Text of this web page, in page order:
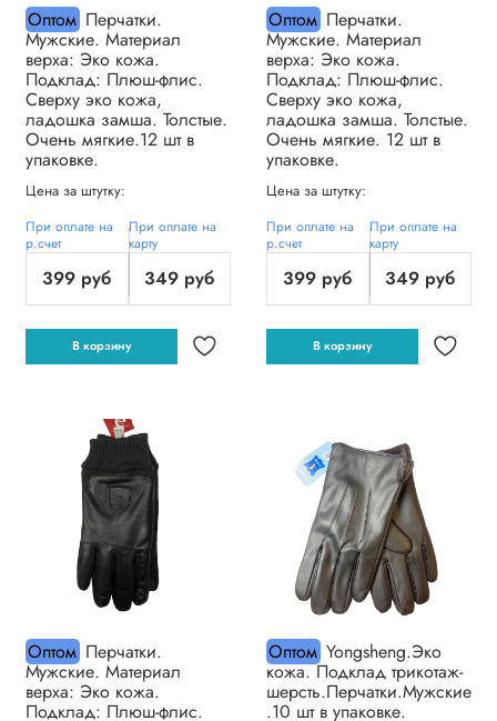
ОптомПерчатки.
Мужские. Материал
верха: Эко кожа.
Подклад: Плюш-флис.
Сверху эко кожа,
ладошка замша. Толстые.
Очень мягкие.12 шт в
упаковке.
Цена за штутку:
При оплате на
р.счет
399 руб
При оплате на
карту
349 руб
В корзину
ОптомПерчатки.
Мужские. Материал
верха: Эко кожа.
Подклад: Плюш-флис.
Сверху эко кожа,
ладошка замша. Толстые.
Очень мягкие. 12 шт в
упаковке.
Цена за штутку:
При оплате на
р.счет
399 руб
При оплате на
карту
349 руб
В корзину
ОптомПерчатки.
Мужские. Материал
верха: Эко кожа.
Подклад: Плюш-флис.
ОптомYongsheng.Эко
кожа. Подклад трикотаж-
шерсть.Перчатки.Мужские
.10 шт в упаковке.